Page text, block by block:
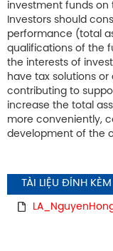
investment funds on
Investors should
performance (total
qualifications of the
the interests of
have tax solutions or
contributing to
increase the total
more conveniently,
development of the
TÀI LIỆU ĐÍNH KÈM